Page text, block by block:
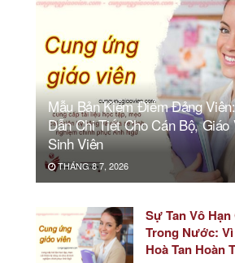
Mẫu Bản Kiểm Điểm Đảng
Dẫn Chi Tiết Cho Cán Bộ, Giáo
Sinh Viên
THÁNG 8 7, 2026
Sự Tan Vô
Trong Nước:
Hoà Tan Hoàn